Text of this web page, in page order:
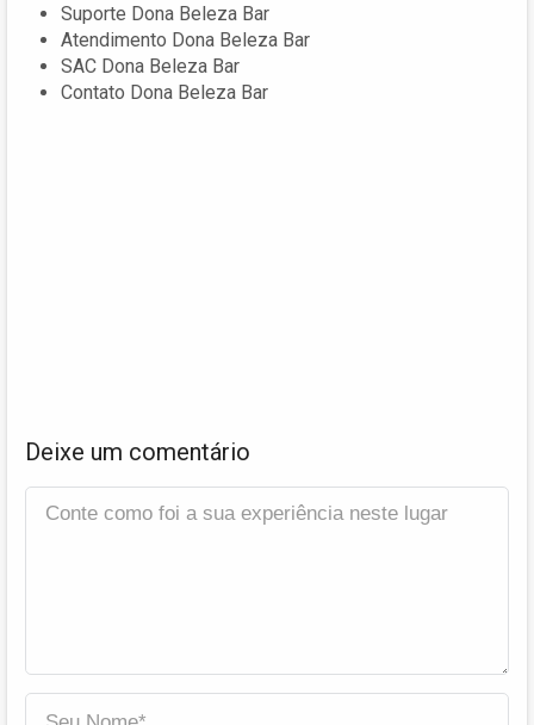
Suporte Dona Beleza Bar
Atendimento Dona Beleza Bar
SAC Dona Beleza Bar
Contato Dona Beleza Bar
Deixe um comentário